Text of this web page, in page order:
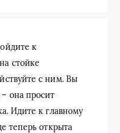
к
стойке
с ним. Вы
она просит
Идите к главному
теперь открыта